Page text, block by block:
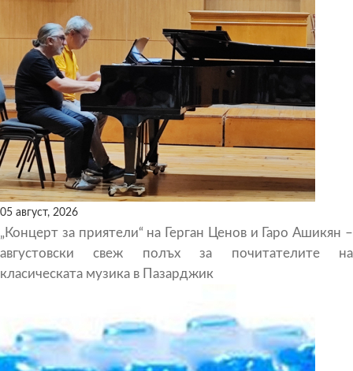
05 август, 2026
„Концерт за приятели“ на Герган Ценов и Гаро Ашикян –
августовски свеж полъх за почитателите на
класическата музика в Пазарджик